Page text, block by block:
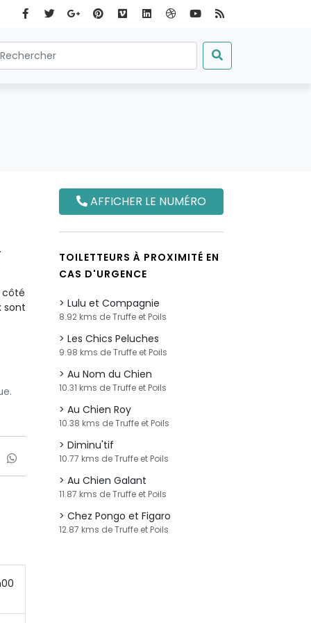
côté
sont
AFFICHER LE NUMÉRO
TOILETTEURS À PROXIMITÉ EN
CAS D'URGENCE
Lulu et Compagnie
8.92 kms de Truffe et Poils
Les Chics Peluches
9.98 kms de Truffe et Poils
Au Nom du Chien
10.31 kms de Truffe et Poils
Au Chien Roy
10.38 kms de Truffe et Poils
Diminu'tif
10.77 kms de Truffe et Poils
Au Chien Galant
11.87 kms de Truffe et Poils
Chez Pongo et Figaro
12.87 kms de Truffe et Poils